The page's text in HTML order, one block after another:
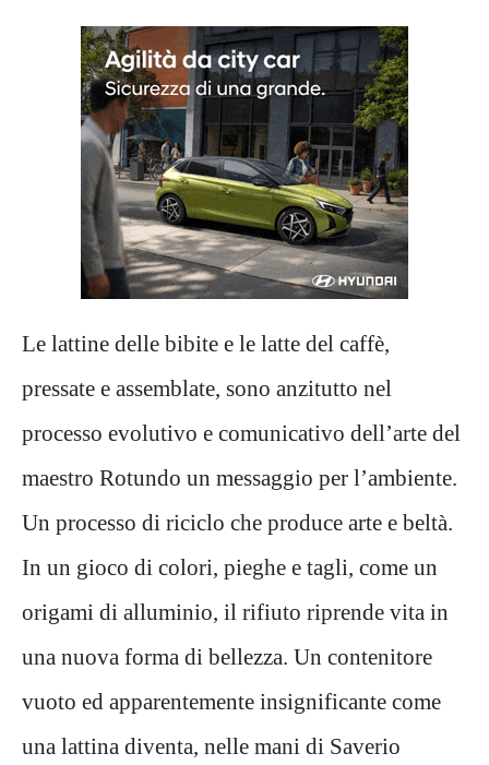
Le lattine delle bibite e le latte del caffè,
pressate e assemblate, sono anzitutto nel
processo evolutivo e comunicativo dell’arte del
maestro Rotundo un messaggio per l’ambiente.
Un processo di riciclo che produce arte e beltà.
In un gioco di colori, pieghe e tagli, come un
origami di alluminio, il rifiuto riprende vita in
una nuova forma di bellezza. Un contenitore
vuoto ed apparentemente insignificante come
una lattina diventa, nelle mani di Saverio